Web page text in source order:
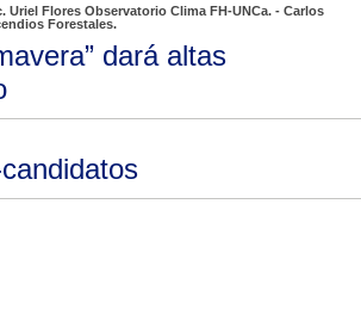
Uriel Flores Observatorio Clima FH-UNCa. - Carlos
Forestales.
dará altas